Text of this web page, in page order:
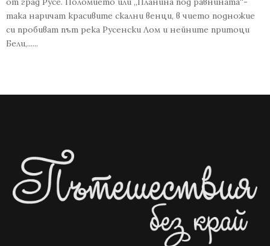
така наричат красивите скални венци, в чието подножие
си пробиват път река Русенски Лом и нейните притоци
Бели,......